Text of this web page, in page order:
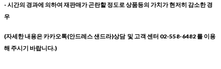
- 시간의 경과에 의하여 재판매가 곤란할 정도로 상품등의 가치가 현저히 감소한 경
우
(자세한 내용은 카카오톡(안드레스 샌드라)상담 및 고객 센터 02-558-6482 를 이용
해 주시기 바랍니다.)